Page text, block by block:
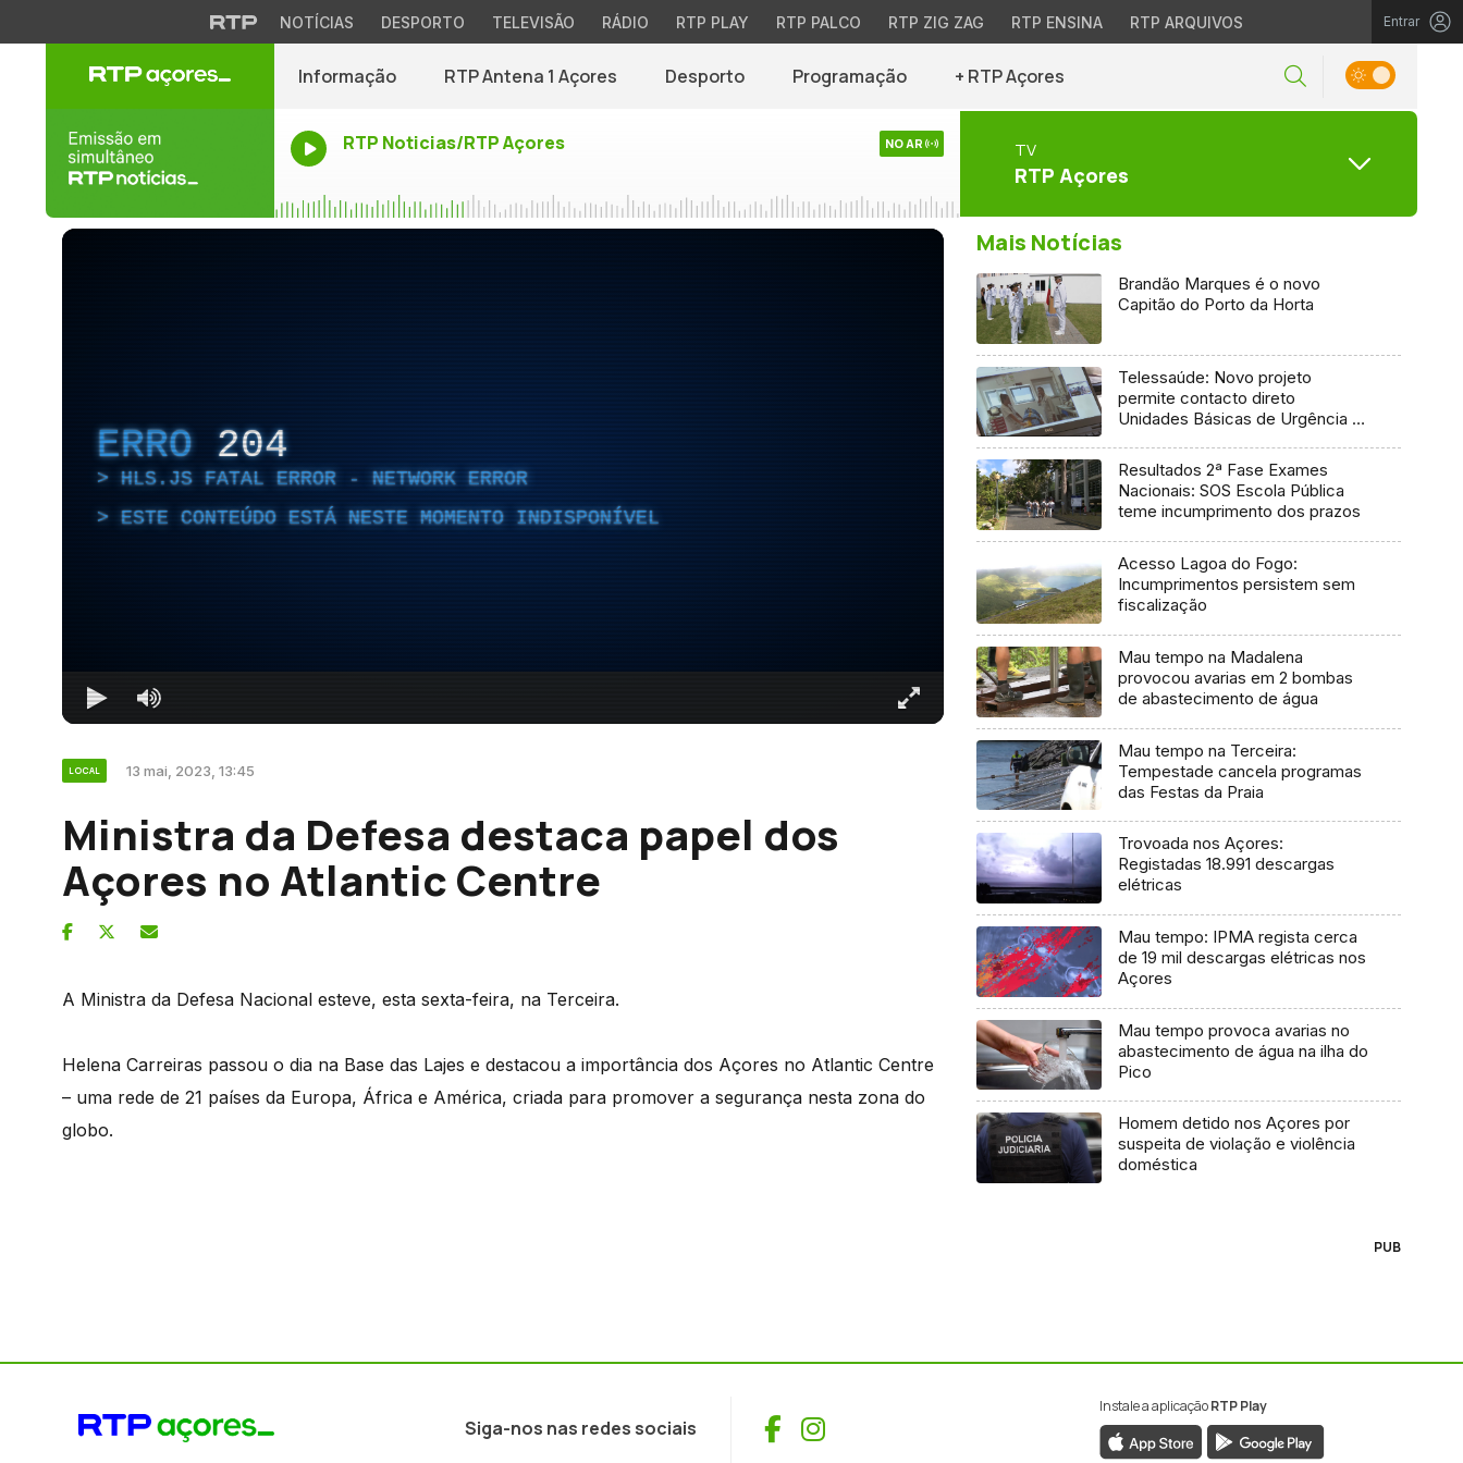
NOTÍCIAS DESPORTO TELEVISÃO RÁDIO RTP PLAY RTP PALCO RTP ZIG ZAG RTP ENSINA RTP ARQUIVOS Entrar
Informação RTP Antena 1 Açores Desporto Programação + RTP Açores
RTP Noticias/RTP Açores NO AR TV
RTP Açores
ERRO 204
HLS.JS FATAL ERROR - NETWORK ERROR
ESTE CONTEÚDO ESTÁ NESTE MOMENTO INDISPONÍVEL
LOCAL 13 mai, 2023, 13:45
Ministra da Defesa destaca papel dos
Açores no Atlantic Centre
A Ministra da Defesa Nacional esteve, esta sexta-feira, na Terceira.
Helena Carreiras passou o dia na Base das Lajes e destacou a importância dos Açores no Atlantic Centre
– uma rede de 21 países da Europa, África e América, criada para promover a segurança nesta zona do
globo.
Mais Notícias
Brandão Marques é o novo
Capitão do Porto da Horta
Telessaúde: Novo projeto
permite contacto direto
Unidades Básicas de Urgência e
Resultados 2ª Fase Exames
Nacionais: SOS Escola Pública
teme incumprimento dos prazos
Acesso Lagoa do Fogo:
Incumprimentos persistem sem
fiscalização
Mau tempo na Madalena
provocou avarias em 2 bombas
de abastecimento de água
Mau tempo na Terceira:
Tempestade cancela programas
das Festas da Praia
Trovoada nos Açores:
Registadas 18.991 descargas
elétricas
Mau tempo: IPMA regista cerca
de 19 mil descargas elétricas nos
Açores
Mau tempo provoca avarias no
abastecimento de água na ilha do
Pico
Homem detido nos Açores por
suspeita de violação e violência
doméstica
PUB
Siga-nos nas redes sociais Facebook
Instagram
Instale a aplicaçãoRTP Play